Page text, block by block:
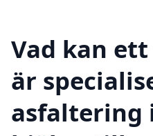
Vad kan
är
asfaltering